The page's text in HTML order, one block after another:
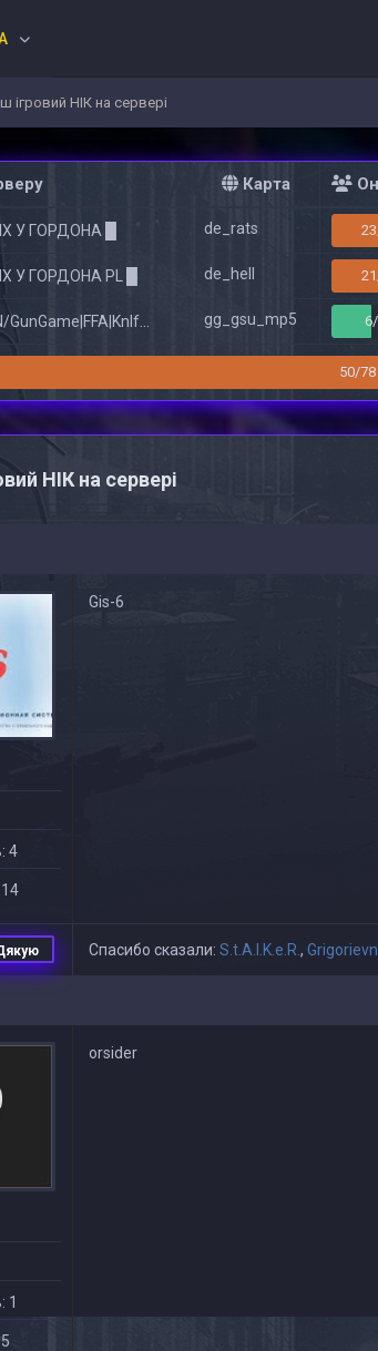
ігровий НІК на сервері
Карта
У ГОРДОНА █ de_rats
У ГОРДОНА PL █ de_hell
MoD gg_gsu_mp5
50/78
НІК на сервері
4
Gis-6
Спасибо сказали: S.t.A.l.K.e.R. ,
1
orsider